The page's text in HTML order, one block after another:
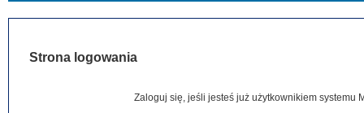
Strona logowania
Zaloguj się, jeśli jesteś już użytkownikiem systemu